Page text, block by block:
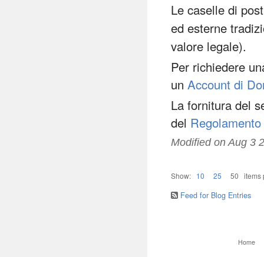
Le caselle di
ed esterne
valore legale).
Per richiedere
un Account di
La fornitura del
del
Modified on Aug 3
Show: 10 25 50 items
Feed for Blog Entries
Home